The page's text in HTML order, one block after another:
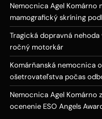
Nemocnica Agel Komárno
mamografický skríning
Tragická dopravná
ročný motorkár
Komárňanská nemocnica
ošetrovateľstva počas
Nemocnica Agel Komárno
ocenenie ESO Angels